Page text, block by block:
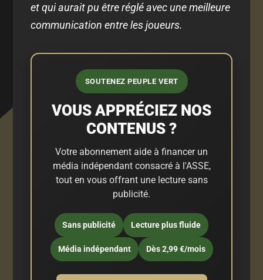
et qui aurait pu être réglé avec une meilleure
communication entre les joueurs.
SOUTENEZ PEUPLE VERT
VOUS APPRÉCIEZ NOS
CONTENUS ?
Votre abonnement aide à financer un
média indépendant consacré à l'ASSE,
tout en vous offrant une lecture sans
publicité.
Sans publicité Lecture plus fluide
Média indépendant Dès 2,99 €/mois